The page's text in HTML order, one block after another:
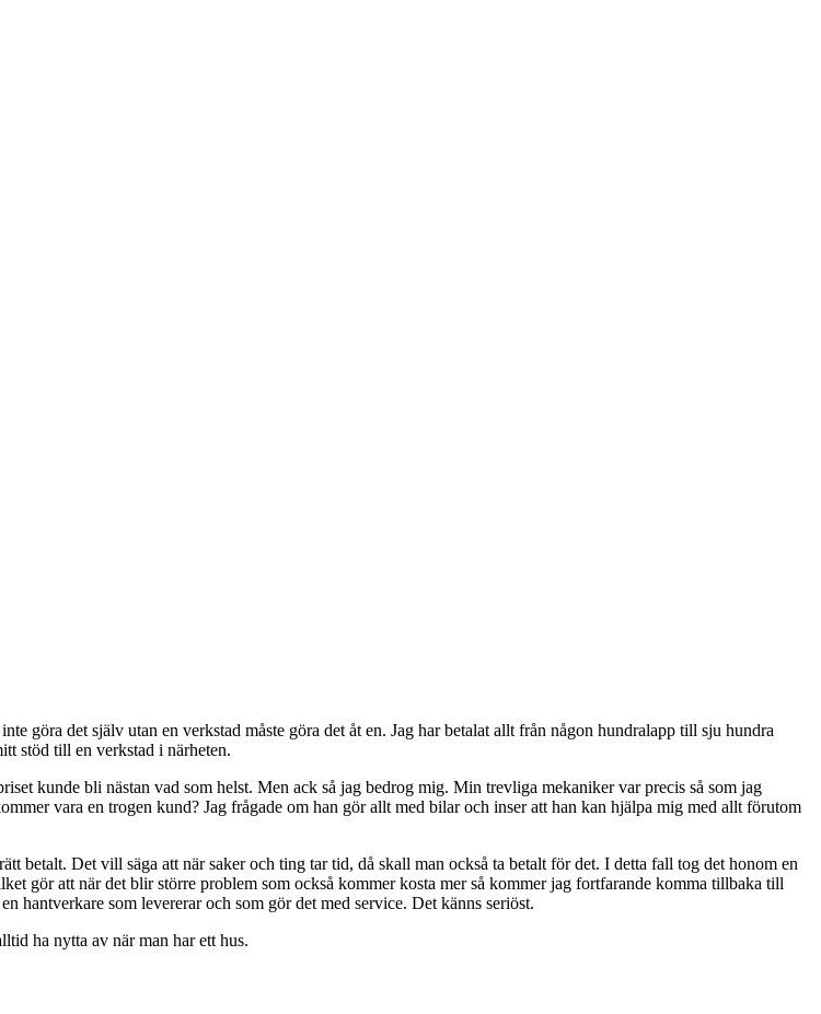
göra det själv utan en verkstad måste göra det åt en. Jag har betalat allt från någon hundralapp till sju hundra
stöd till en verkstad i närheten.
kunde bli nästan vad som helst. Men ack så jag bedrog mig. Min trevliga mekaniker var precis så som jag
vara en trogen kund? Jag frågade om han gör allt med bilar och inser att han kan hjälpa mig med allt förutom
betalt. Det vill säga att när saker och ting tar tid, då skall man också ta betalt för det. I detta fall tog det honom en
gör att när det blir större problem som också kommer kosta mer så kommer jag fortfarande komma tillbaka till
hantverkare som levererar och som gör det med service. Det känns seriöst.
ha nytta av när man har ett hus.